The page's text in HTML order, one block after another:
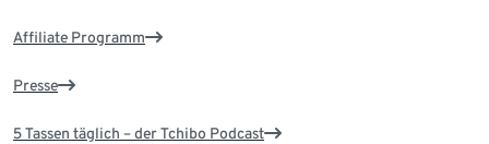
Affiliate Programm
Presse
5 Tassen täglich – der Tchibo Podcast